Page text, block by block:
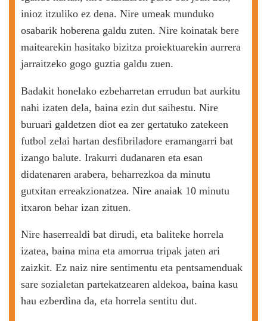
inioz itzuliko ez dena. Nire umeak munduko
osabarik hoberena galdu zuten. Nire koinatak bere
maitearekin hasitako bizitza proiektuarekin aurrera
jarraitzeko gogo guztia galdu zuen.
Badakit honelako ezbeharretan errudun bat aurkitu
nahi izaten dela, baina ezin dut saihestu. Nire
buruari galdetzen diot ea zer gertatuko zatekeen
futbol zelai hartan desfibriladore eramangarri bat
izango balute. Irakurri dudanaren eta esan
didatenaren arabera, beharrezkoa da minutu
gutxitan erreakzionatzea. Nire anaiak 10 minutu
itxaron behar izan zituen.
Nire haserrealdi bat dirudi, eta baliteke horrela
izatea, baina mina eta amorrua tripak jaten ari
zaizkit. Ez naiz nire sentimentu eta pentsamenduak
sare sozialetan partekatzearen aldekoa, baina kasu
hau ezberdina da, eta horrela sentitu dut.